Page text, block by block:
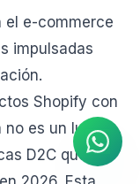
el e-commerce
impulsadas
Shopify con
no es un lujo,
D2C que
en